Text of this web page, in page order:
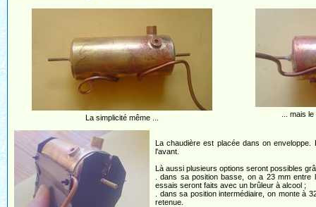
La simplicité même ... ... mais
La chaudière est placée dans on
l'avant.
Là aussi plusieurs options seront possibles
. dans sa position basse, on a 23 mm
essais seront faits avec un brûleur à alcool ;
. dans sa position intermédiaire, on monte à
retenue.